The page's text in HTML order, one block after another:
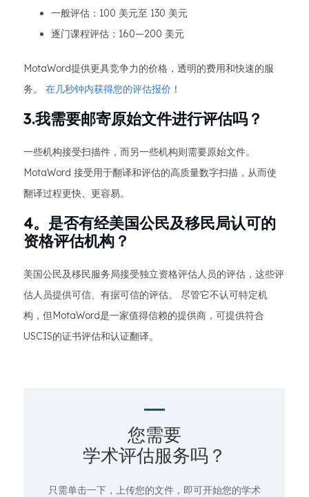
一般评估：100 美元至 130 美元
逐门课程评估：160—200 美元
MotaWord提供更具竞争力的价格，透明的费用和快速的服
务。 在几秒钟内获得您的评估报价 ！
3.我需要邮寄原始文件进行评估吗？
一些机构接受扫描件，而另一些机构则需要原始文件。
MotaWord 接受用于翻译和评估的高质量数字扫描，从而使
翻译过程更快、更容易。
4。是否有经美国公民及移民局认可的
资格评估机构？
美国公民及移民服务局接受独立资格评估人员的评估，这些评
估人员提供可信、有据可信的评估。 尽管它不认可特定机
构，但MotaWord是一家值得信赖的提供商，可提供符合
USCIS的证书评估和认证翻译。
您需要
学术评估服务吗？
只需单击一下，上传您的文件，即可开始您的学术